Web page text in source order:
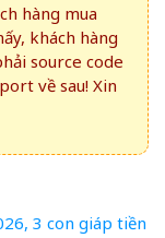
hàng mua
khách hàng
source code
về sau! Xin
3 con giáp tiền